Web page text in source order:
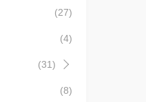
(27)
(4)
(31)
(8)